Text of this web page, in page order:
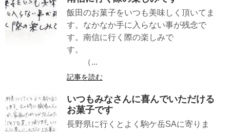
飯田のお菓子をいつも美味しく頂いてま
す。なかなか手に入らない事が残念で
す。南信に行く際の楽しみで
す。
（...
記事を読む
いつもみなさんに喜んでいただける
お菓子です
長野県に行くとよく駒ケ岳SAに寄りま